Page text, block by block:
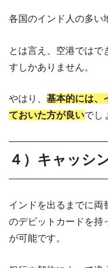
各国のインド人の多い
とは言え、空港ではで
すしかありません。
やはり、 基本的には、
ておいた方が良いでし
４）キャッシ
インドを出るまでに両
のデビットカードを持
が可能です。